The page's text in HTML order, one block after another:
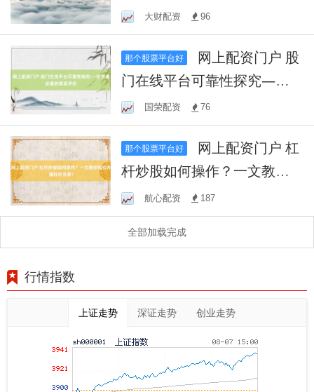
事件响应机制结合
大财配资 96
那个股票平台好
门在线平台可靠性探究——
投资者必看的真实评价
国荣配资 76
那个股票平台好
杆炒股如何操作？一文教你
轻松办理杠杆交易！
航心配资 187
全部加载完成
行情指数
上证走势 深证走势 创业走势